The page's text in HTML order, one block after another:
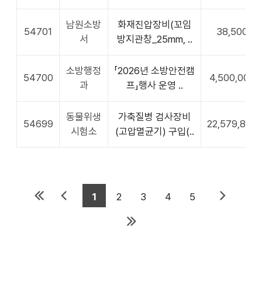
54701
남원소방
서
화재진압장비(꼬임
방지관창_25mm, ..
38,500
54700
소방행정
과
「2026년 소방안전캠
프」행사 운영 ..
4,500,000
54699
동물위생
시험소
가축질병 검사장비
(고압멸균기) 구입(..
22,579,800
1 2 3 4
5